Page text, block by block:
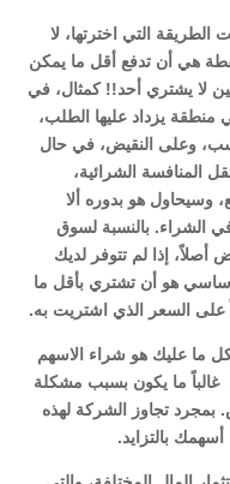
الطريقة التي اخترتها، لا
هي أن تدفع أقل ما يمكن
لا يشتري أحد!! كمثال، في
يزداد عليها الطلب،
وعلى النقيض، في حال
المنافسة الشرائية،
وسيحاول هو بدوره ألا
الشراء. بالنسبة لسوق
أصلاً، إذا لم تتوفر لديك
هو أن تشتري بأقل ما
على السعر الذي اشتريت به.
ما عليك هو شراء الاسهم
غالباً ما يكون بسبب مشكلة
بمجرد تجاوز الشركة لهذه
أسهمك بالتزايد.